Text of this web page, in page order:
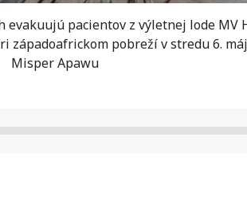
evakuujú pacientov z výletnej lode MV
pobreží v stredu 6.
Misper Apawu